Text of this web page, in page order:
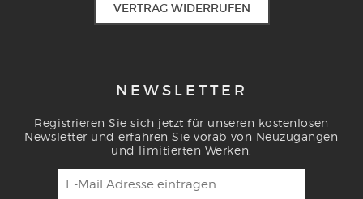
VERTRAG WIDERRUFEN
NEWSLETTER
Registrieren Sie sich jetzt für unseren kostenlosen
Newsletter und erfahren Sie vorab von Neuzugängen
und limitierten Werken.